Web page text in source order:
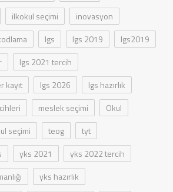
ilkokul seçimi
inovasyon
lgs lgs 2019
lgs2019
lgs 2021 tercih
kayıt
lgs 2026
lgs hazırlık
meslek seçimi
Okul
seçimi teog
tyt
yks 2021
yks 2022 tercih
yks hazırlık